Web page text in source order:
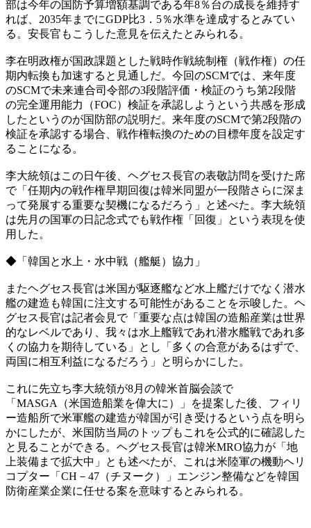
部は今年の国防予算増額基調である年8％台の成長を維持す
れば、2035年までにGDP比3．5％水準を達成するとみてい
る。安長官もこうした意見を伝えたとみられる。
李在明政権が国政課題とした戦時作戦統制権（戦作権）の任
期内転換も加速すると見通しだ。今回のSCMでは、来年度
のSCMで未来連合司令部の3段階評価・検証のうち第2段階
の完全運用能力（FOC）検証を承認しようという共感を形成
したというのが国防部の説明だ。来年度のSCMで第2段階の
検証を承認する場合、戦作権転換のための目標年度を設定す
ることになる。
李大統領はこの日午後、ヘグセス長官の表敬訪問を受けた席
で「任期内の戦作権早期回復は韓米同盟が一段階さらに深ま
って発展する重要な契機になるだろう」と述べた。李大統領
は先月の国軍の日記念式でも戦作権「回復」という表現を使
用した。
◆「韓国と水上・水中戦（艦艇）協力」
またヘグセス長官は米国が駆逐艦など水上艦だけでなく潜水
艦の建造も韓国に注文する可能性があることを示唆した。ヘ
グセス長官は記者会見で「重要な点は韓国の造船産業は世界
的なレベルであり、我々は水上艦戦であれ潜水艦戦であれ多
くの協力を期待している」とし「多くの合意があるはずで、
両国に相互利益になるだろう」と明らかにした。
これに先立ち李大統領が8月の韓米首脳会談で
「MASGA（米国造船業を偉大に）」を提案した後、フィリ
ー造船所で米軍艦の建造が韓国が引き受けるという点を明ら
かにしたが、米国防当局のトップもこれを公式的に確認した
と見ることができる。ヘグセス長官は韓米MRO協力が「地
上装備まで拡大中」とも述べたが、これは米陸軍の機動ヘリ
コプター「CH－47（チヌーク）」エンジン整備などを韓国
防衛産業企業に任せる案を意味するとみられる。